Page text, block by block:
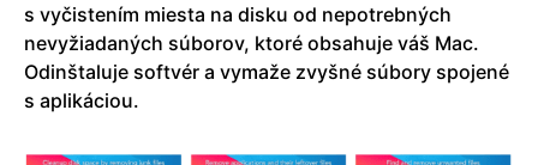
s vyčistením miesta na disku od nepotrebných
nevyžiadaných súborov, ktoré obsahuje váš Mac.
Odinštaluje softvér a vymaže zvyšné súbory spojené
s aplikáciou.